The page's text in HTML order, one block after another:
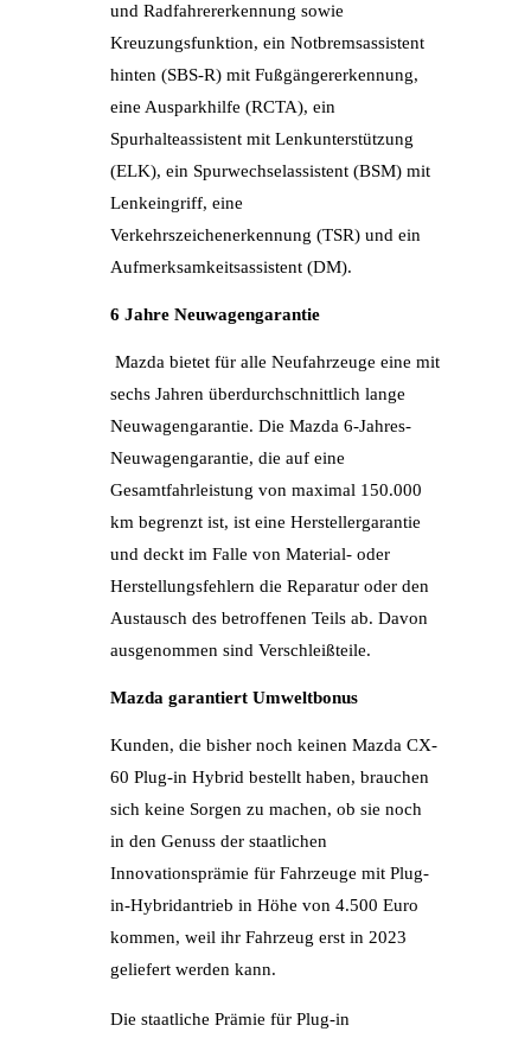
und Radfahrererkennung sowie
Kreuzungsfunktion, ein Notbremsassistent
hinten (SBS-R) mit Fußgängererkennung,
eine Ausparkhilfe (RCTA), ein
Spurhalteassistent mit Lenkunterstützung
(ELK), ein Spurwechselassistent (BSM) mit
Lenkeingriff, eine
Verkehrszeichenerkennung (TSR) und ein
Aufmerksamkeitsassistent (DM).
6 Jahre Neuwagengarantie
Mazda bietet für alle Neufahrzeuge eine mit
sechs Jahren überdurchschnittlich lange
Neuwagengarantie. Die Mazda 6-Jahres-
Neuwagengarantie, die auf eine
Gesamtfahrleistung von maximal 150.000
km begrenzt ist, ist eine Herstellergarantie
und deckt im Falle von Material- oder
Herstellungsfehlern die Reparatur oder den
Austausch des betroffenen Teils ab. Davon
ausgenommen sind Verschleißteile.
Mazda garantiert Umweltbonus
Kunden, die bisher noch keinen Mazda CX-
60 Plug-in Hybrid bestellt haben, brauchen
sich keine Sorgen zu machen, ob sie noch
in den Genuss der staatlichen
Innovationsprämie für Fahrzeuge mit Plug-
in-Hybridantrieb in Höhe von 4.500 Euro
kommen, weil ihr Fahrzeug erst in 2023
geliefert werden kann.
Die staatliche Prämie für Plug-in